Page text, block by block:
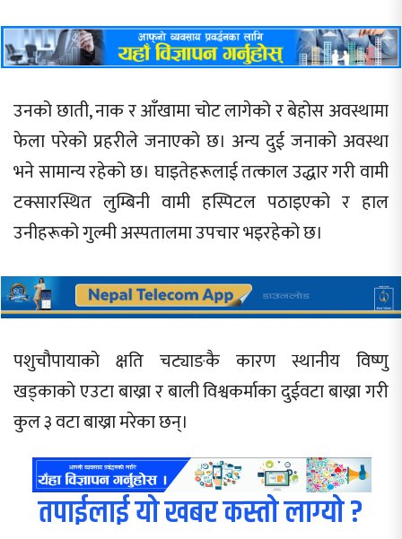
उनको छाती, नाक र आँखामा चोट लागेको र बेहोस अवस्थामा
फेला परेको प्रहरीले जनाएको छ। अन्य दुई जनाको अवस्था
भने सामान्य रहेको छ। घाइतेहरूलाई तत्काल उद्धार गरी वामी
टक्सारस्थित लुम्बिनी वामी हस्पिटल पठाइएको र हाल
उनीहरूको गुल्मी अस्पतालमा उपचार भइरहेको छ।
पशुचौपायाको क्षति चट्याङकै कारण स्थानीय विष्णु
खड्काको एउटा बाख्रा र बाली विश्वकर्माका दुईवटा बाख्रा गरी
कुल ३ वटा बाख्रा मरेका छन्।
तपाईलाई यो खबर कस्तो लाग्यो ?